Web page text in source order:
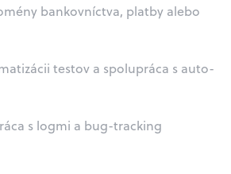
bankovníctva, platby alebo
testov a spolupráca s auto-
s logmi a bug-tracking